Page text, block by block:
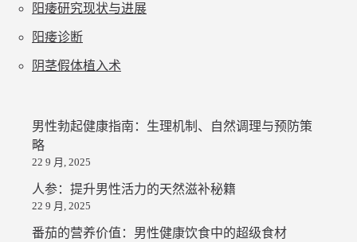
阳痿研究现状与进展
阳痿诊断
阴茎假体植入术
男性勃起健康指南：生理机制、自然调理与预防策
略
22 9 月, 2025
人参：提升男性活力的天然滋补秘籍
22 9 月, 2025
番茄的营养价值：男性健康饮食中的超级食材